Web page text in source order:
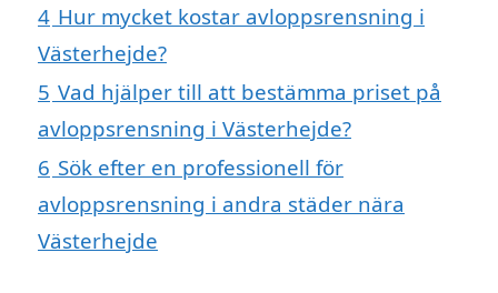
4 Hur mycket kostar avloppsrensning i
Västerhejde?
5 Vad hjälper till att bestämma priset på
avloppsrensning i Västerhejde?
6 Sök efter en professionell för
avloppsrensning i andra städer nära
Västerhejde